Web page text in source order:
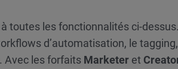
toutes les fonctionnalités ci-
d’automatisation, le
Avec les forfaits Marketer et